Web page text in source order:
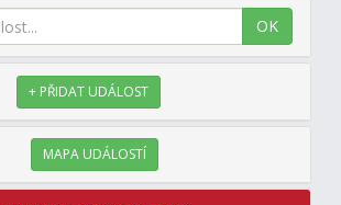
OK
+ PŘIDAT UDÁLOST
MAPA UDÁLOSTÍ